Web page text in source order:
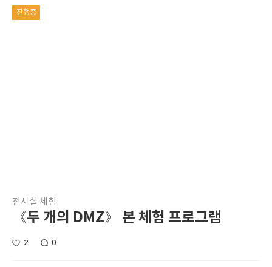
진행중
전시실 체험
《두 개의 DMZ》 본 체험 프로그램
2 0